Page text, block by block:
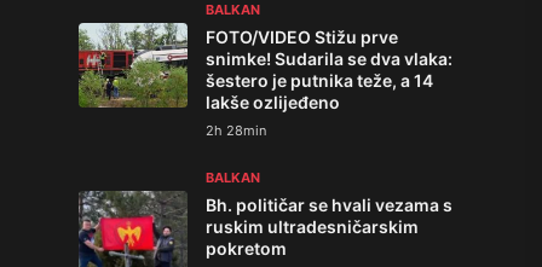
BALKAN
FOTO/VIDEO Stižu prve
snimke! Sudarila se dva vlaka:
šestero je putnika teže, a 14
lakše ozlijeđeno
2h 28min
BALKAN
Bh. političar se hvali vezama s
ruskim ultradesničarskim
pokretom